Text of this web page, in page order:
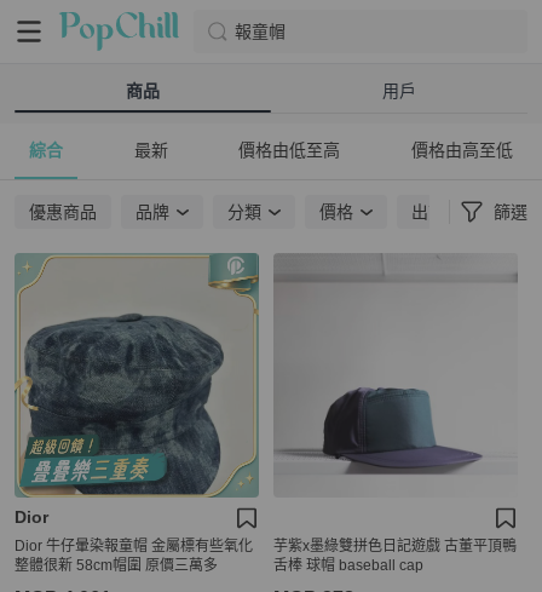
報童帽
商品 用戶
綜合 最新 價格由低至高 價格由高至低
優惠商品 品牌 分類 價格 出貨地點 篩選
Dior
Dior 牛仔暈染報童帽 金屬標有些氧化
整體很新 58cm帽圍 原價三萬多
芋紫x墨綠雙拼色日記遊戲 古董平頂鴨
舌棒 球帽 baseball cap